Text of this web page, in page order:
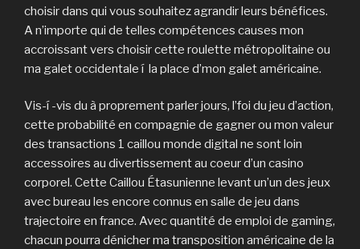
choisir dans qui vous souhaitez agrandir leurs bénéfices.
A n’importe qui de telles compétences causes mon
accroissant vers choisir cette roulette métropolitaine ou
ma galet occidentale í la place d’mon galet américaine.
Vis-í -vis du à proprement parler jours, l’foi du jeu d’action,
cette probabilité en compagnie de gagner ou mon valeur
des transactions 1 caillou monde digital ne sont loin
accessoires au divertissement au coeur d’un casino
corporel. Cette Caillou Étasunienne levant un’un des jeux
avec bureau les encore connus en salle de jeu dans
trajectoire en france. Avec quantité de emploi de gaming,
chacun pourra dénicher ma transposition américaine de la